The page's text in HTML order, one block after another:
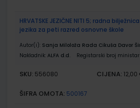
HRVATSKE JEZIČNE NITI 5; radna
jezika za peti razred osnovne škole
Autor(i): Sanja Miloloža Rada Cikuša Davor
Nakladnik: ALFA d.d. Registarski broj
SKU: 556080 CIJENA: 12,00
ŠIFRA OMOTA: 500167